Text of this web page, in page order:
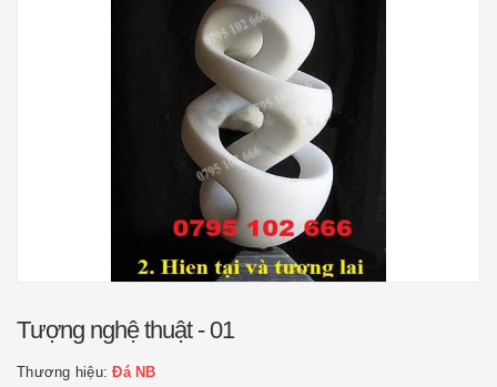
Tượng nghệ thuật - 01
Thương hiệu:Đá NB